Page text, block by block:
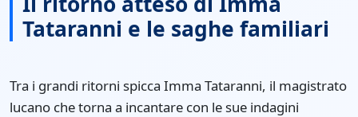
Tataranni e le saghe familiari
Tra i grandi ritorni spicca Imma Tataranni, il magistrato
lucano che torna a incantare con le sue indagini